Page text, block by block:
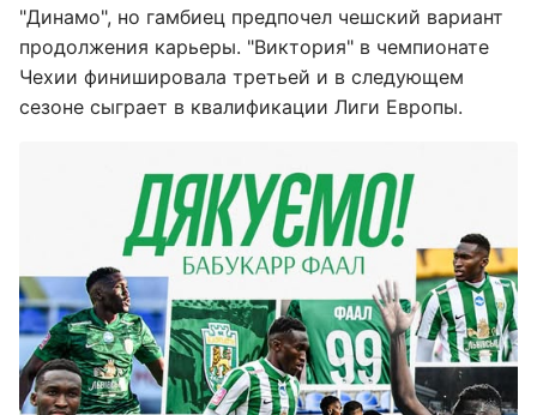
"Динамо", но гамбиец предпочел чешский вариант
продолжения карьеры. "Виктория" в чемпионате
Чехии финишировала третьей и в следующем
сезоне сыграет в квалификации Лиги Европы.